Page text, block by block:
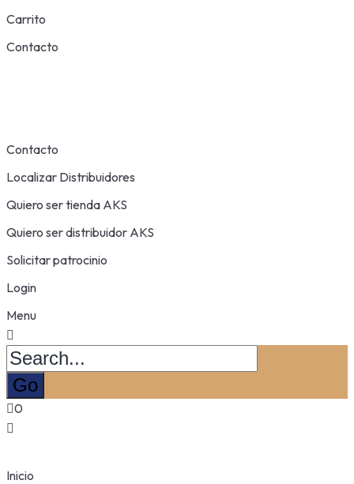
Carrito
Contacto
Contacto
Localizar Distribuidores
Quiero ser tienda AKS
Quiero ser distribuidor AKS
Solicitar patrocinio
Login
Menu
0
Inicio